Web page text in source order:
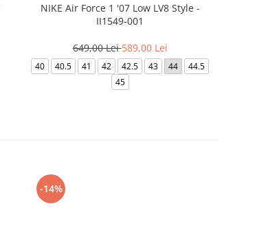
NIKE Air Force 1 '07 Low LV8 Style -
II1549-001
649,00 Lei589,00 Lei
40 40.5 41 42 42.5 43 44
44.5
45
-14%